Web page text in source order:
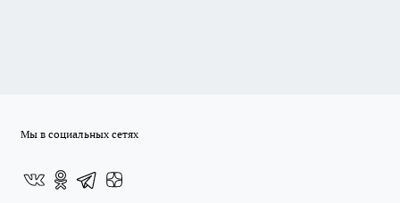
Мы в социальных сетях